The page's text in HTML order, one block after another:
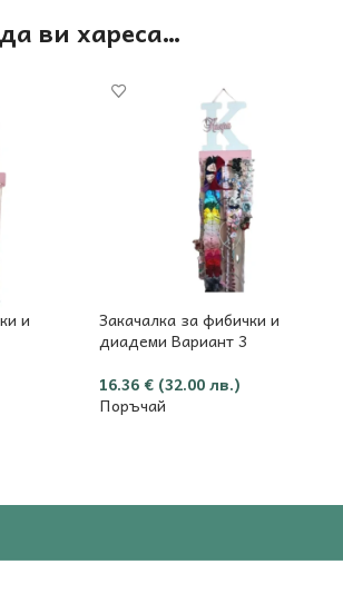
ви хареса…
и
Закачалка за фибички и
диадеми Вариант 3
16.36 € (32.00 лв.)
Поръчай